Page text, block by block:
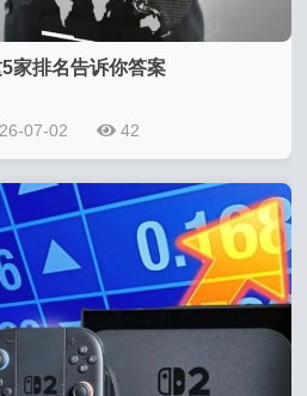
家排名告诉你答案
07-02 42